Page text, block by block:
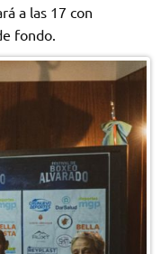
a las 17 con
fondo.